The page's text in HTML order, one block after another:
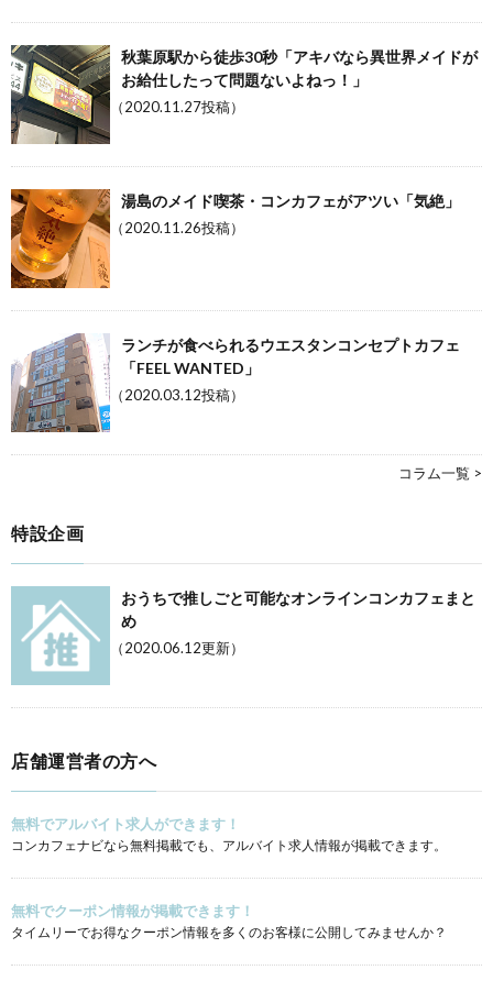
秋葉原駅から徒歩30秒「アキバなら異世界メイドが
お給仕したって問題ないよねっ！」
（2020.11.27投稿）
湯島のメイド喫茶・コンカフェがアツい「気絶」
（2020.11.26投稿）
ランチが食べられるウエスタンコンセプトカフェ
「FEEL WANTED」
（2020.03.12投稿）
コラム一覧 >
特設企画
おうちで推しごと可能なオンラインコンカフェまと
め
（2020.06.12更新）
店舗運営者の方へ
無料でアルバイト求人ができます！
コンカフェナビなら無料掲載でも、アルバイト求人情報が掲載できます。
無料でクーポン情報が掲載できます！
タイムリーでお得なクーポン情報を多くのお客様に公開してみませんか？